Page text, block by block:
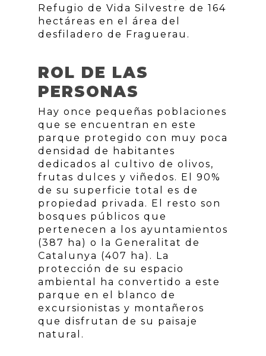
Refugio de Vida Silvestre de 164
hectáreas en el área del
desfiladero de Fraguerau.
ROL DE LAS
PERSONAS
Hay once pequeñas poblaciones
que se encuentran en este
parque protegido con muy poca
densidad de habitantes
dedicados al cultivo de olivos,
frutas dulces y viñedos. El 90%
de su superficie total es de
propiedad privada. El resto son
bosques públicos que
pertenecen a los ayuntamientos
(387 ha) o la Generalitat de
Catalunya (407 ha). La
protección de su espacio
ambiental ha convertido a este
parque en el blanco de
excursionistas y montañeros
que disfrutan de su paisaje
natural.